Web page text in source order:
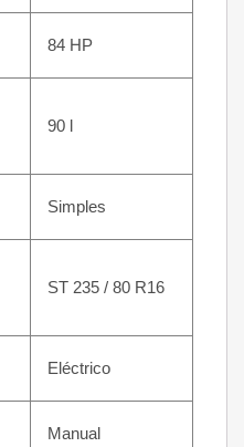
84 HP
90 l
Simples
ST 235 / 80 R16
Eléctrico
Manual